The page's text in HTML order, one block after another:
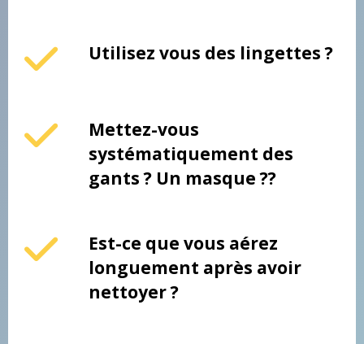
Utilisez vous des lingettes ?
Mettez-vous
systématiquement des
gants ? Un masque ??
Est-ce que vous aérez
longuement après avoir
nettoyer ?